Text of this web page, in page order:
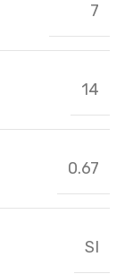
7
14
0.67
SI